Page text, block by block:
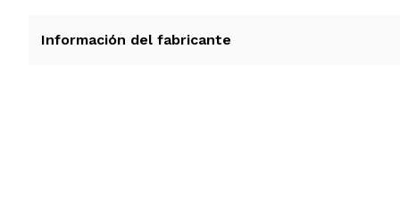
Información del fabricante